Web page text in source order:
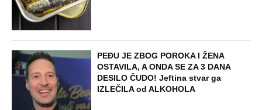
PEĐU JE ZBOG POROKA I ŽENA
OSTAVILA, A ONDA SE ZA 3 DANA
DESILO ČUDO! Jeftina stvar ga
IZLEČILA od ALKOHOLA